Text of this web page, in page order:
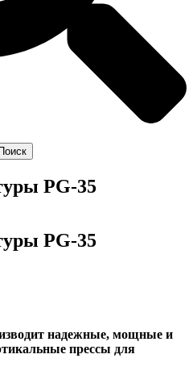
PG-35
PG-35
надежные, мощные и
прессы для